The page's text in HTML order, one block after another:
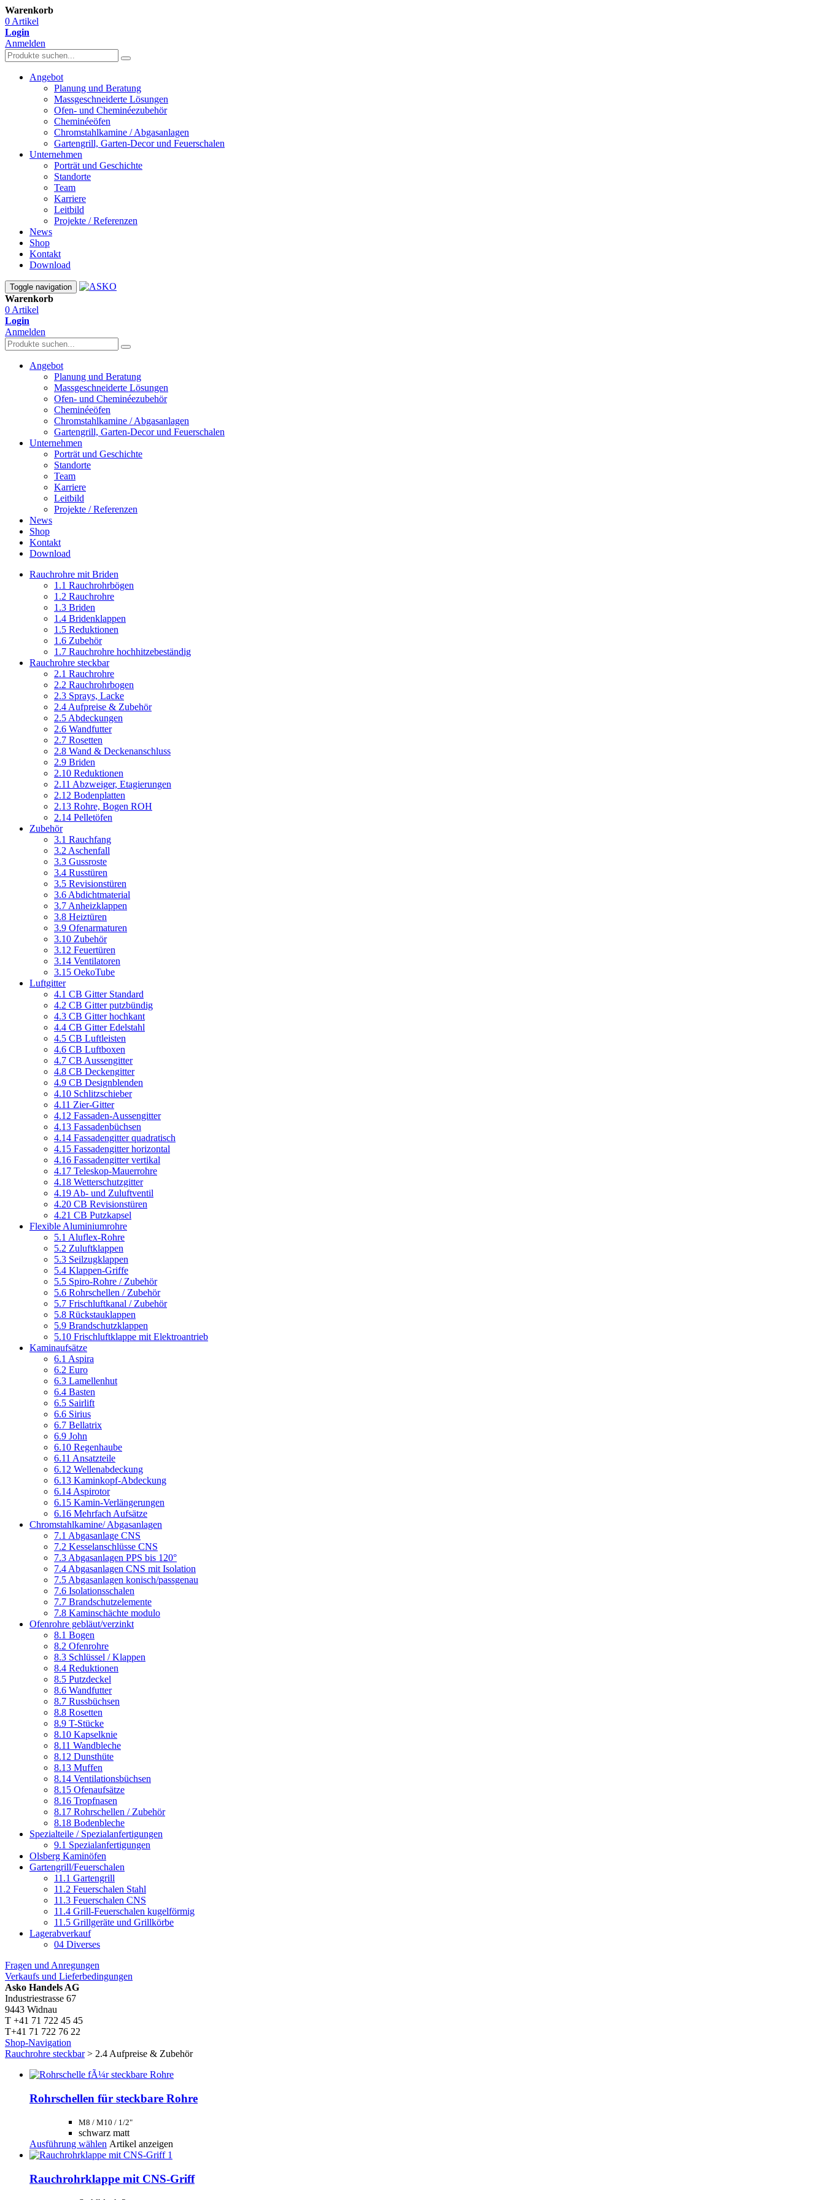
Warenkorb
0 Artikel
Login
Anmelden
Angebot
Planung und Beratung
Massgeschneiderte Lösungen
Ofen- und Cheminéezubehör
Cheminéeöfen
Chromstahlkamine / Abgasanlagen
Gartengrill, Garten-Decor und Feuerschalen
Unternehmen
Porträt und Geschichte
Standorte
Team
Karriere
Leitbild
Projekte / Referenzen
News
Shop
Kontakt
Download
Toggle navigation
Warenkorb
0 Artikel
Login
Anmelden
Angebot
Planung und Beratung
Massgeschneiderte Lösungen
Ofen- und Cheminéezubehör
Cheminéeöfen
Chromstahlkamine / Abgasanlagen
Gartengrill, Garten-Decor und Feuerschalen
Unternehmen
Porträt und Geschichte
Standorte
Team
Karriere
Leitbild
Projekte / Referenzen
News
Shop
Kontakt
Download
Rauchrohre mit Briden
1.1 Rauchrohrbögen
1.2 Rauchrohre
1.3 Briden
1.4 Bridenklappen
1.5 Reduktionen
1.6 Zubehör
1.7 Rauchrohre hochhitzebeständig
Rauchrohre steckbar
2.1 Rauchrohre
2.2 Rauchrohrbogen
2.3 Sprays, Lacke
2.4 Aufpreise & Zubehör
2.5 Abdeckungen
2.6 Wandfutter
2.7 Rosetten
2.8 Wand & Deckenanschluss
2.9 Briden
2.10 Reduktionen
2.11 Abzweiger, Etagierungen
2.12 Bodenplatten
2.13 Rohre, Bogen ROH
2.14 Pelletöfen
Zubehör
3.1 Rauchfang
3.2 Aschenfall
3.3 Gussroste
3.4 Russtüren
3.5 Revisionstüren
3.6 Abdichtmaterial
3.7 Anheizklappen
3.8 Heiztüren
3.9 Ofenarmaturen
3.10 Zubehör
3.12 Feuertüren
3.14 Ventilatoren
3.15 OekoTube
Luftgitter
4.1 CB Gitter Standard
4.2 CB Gitter putzbündig
4.3 CB Gitter hochkant
4.4 CB Gitter Edelstahl
4.5 CB Luftleisten
4.6 CB Luftboxen
4.7 CB Aussengitter
4.8 CB Deckengitter
4.9 CB Designblenden
4.10 Schlitzschieber
4.11 Zier-Gitter
4.12 Fassaden-Aussengitter
4.13 Fassadenbüchsen
4.14 Fassadengitter quadratisch
4.15 Fassadengitter horizontal
4.16 Fassadengitter vertikal
4.17 Teleskop-Mauerrohre
4.18 Wetterschutzgitter
4.19 Ab- und Zuluftventil
4.20 CB Revisionstüren
4.21 CB Putzkapsel
Flexible Aluminiumrohre
5.1 Aluflex-Rohre
5.2 Zuluftklappen
5.3 Seilzugklappen
5.4 Klappen-Griffe
5.5 Spiro-Rohre / Zubehör
5.6 Rohrschellen / Zubehör
5.7 Frischluftkanal / Zubehör
5.8 Rückstauklappen
5.9 Brandschutzklappen
5.10 Frischluftklappe mit Elektroantrieb
Kaminaufsätze
6.1 Aspira
6.2 Euro
6.3 Lamellenhut
6.4 Basten
6.5 Sairlift
6.6 Sirius
6.7 Bellatrix
6.9 John
6.10 Regenhaube
6.11 Ansatzteile
6.12 Wellenabdeckung
6.13 Kaminkopf-Abdeckung
6.14 Aspirotor
6.15 Kamin-Verlängerungen
6.16 Mehrfach Aufsätze
Chromstahlkamine/ Abgasanlagen
7.1 Abgasanlage CNS
7.2 Kesselanschlüsse CNS
7.3 Abgasanlagen PPS bis 120°
7.4 Abgasanlagen CNS mit Isolation
7.5 Abgasanlagen konisch/passgenau
7.6 Isolationsschalen
7.7 Brandschutzelemente
7.8 Kaminschächte modulo
Ofenrohre gebläut/verzinkt
8.1 Bogen
8.2 Ofenrohre
8.3 Schlüssel / Klappen
8.4 Reduktionen
8.5 Putzdeckel
8.6 Wandfutter
8.7 Russbüchsen
8.8 Rosetten
8.9 T-Stücke
8.10 Kapselknie
8.11 Wandbleche
8.12 Dunsthüte
8.13 Muffen
8.14 Ventilationsbüchsen
8.15 Ofenaufsätze
8.16 Tropfnasen
8.17 Rohrschellen / Zubehör
8.18 Bodenbleche
Spezialteile / Spezialanfertigungen
9.1 Spezialanfertigungen
Olsberg Kaminöfen
Gartengrill/Feuerschalen
11.1 Gartengrill
11.2 Feuerschalen Stahl
11.3 Feuerschalen CNS
11.4 Grill-Feuerschalen kugelförmig
11.5 Grillgeräte und Grillkörbe
Lagerabverkauf
04 Diverses
Fragen und Anregungen
Verkaufs und Lieferbedingungen
Asko Handels AG
Industriestrasse 67
9443 Widnau
T +41 71 722 45 45
T+41 71 722 76 22
Shop-Navigation
Rauchrohre steckbar> 2.4 Aufpreise & Zubehör
Rohrschellen für steckbare Rohre
M8 / M10 / 1/2"
schwarz matt
Ausführung wählen Dieses
Produkt
mehrere
Varianten
Artikel anzeigen
Rauchrohrklappe mit CNS-Griff